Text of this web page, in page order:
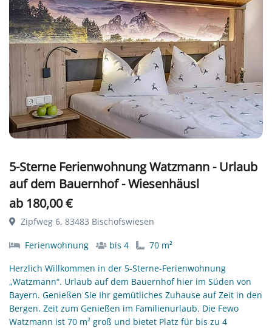
5-Sterne Ferienwohnung Watzmann - Urlaub
auf dem Bauernhof - Wiesenhäusl
ab 180,00 €
Zipfweg 6, 83483 Bischofswiesen
Ferienwohnung bis 4
70 m²
Herzlich Willkommen in der 5-Sterne-Ferienwohnung
„Watzmann“. Urlaub auf dem Bauernhof hier im Süden von
Bayern. Genießen Sie Ihr gemütliches Zuhause auf Zeit in den
Bergen. Zeit zum Genießen im Familienurlaub. Die Fewo
Watzmann ist 70 m² groß und bietet Platz für bis zu 4